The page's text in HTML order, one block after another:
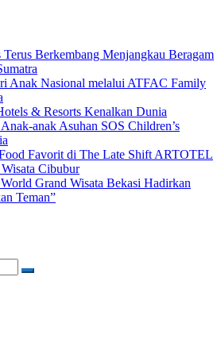
Berkembang Menjangkau Beragam
Anak Nasional melalui ATFAC Family
& Resorts Kenalkan Dunia
anak Asuhan SOS Children’s
Favorit di The Late Shift ARTOTEL
Cibubur
Grand Wisata Bekasi Hadirkan
Teman”